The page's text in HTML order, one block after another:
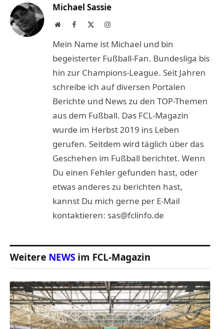
Michael Sassie
WebsiteFacebook Instagram
Mein Name ist Michael und bin
begeisterter Fußball-Fan. Bundesliga bis
hin zur Champions-League. Seit Jahren
schreibe ich auf diversen Portalen
Berichte und News zu den TOP-Themen
aus dem Fußball. Das FCL-Magazin
wurde im Herbst 2019 ins Leben
gerufen. Seitdem wird täglich über das
Geschehen im Fußball berichtet. Wenn
Du einen Fehler gefunden hast, oder
etwas anderes zu berichten hast,
kannst Du mich gerne per E-Mail
kontaktieren: sas@fclinfo.de
Weitere NEWS im FCL-Magazin